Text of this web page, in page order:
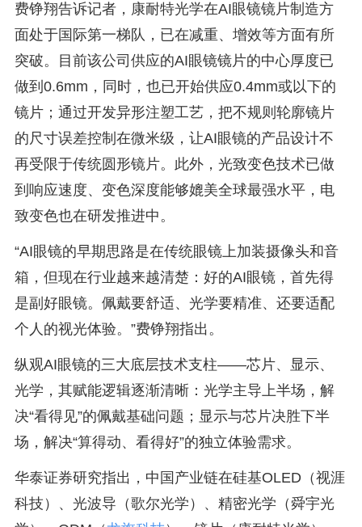
费铮翔告诉记者，康耐特光学在AI眼镜镜片制造方
面处于国际第一梯队，已在减重、增效等方面有所
突破。目前该公司供应的AI眼镜镜片的中心厚度已
做到0.6mm，同时，也已开始供应0.4mm或以下的
镜片；通过开发异形注塑工艺，把不规则轮廓镜片
的尺寸误差控制在微米级，让AI眼镜的产品设计不
再受限于传统圆形镜片。此外，光致变色技术已做
到响应速度、变色深度能够媲美全球最强水平，电
致变色也在研发推进中。
“AI眼镜的早期思路是在传统眼镜上加装摄像头和音
箱，但现在行业越来越清楚：好的AI眼镜，首先得
是副好眼镜。佩戴要舒适、光学要精准、还要适配
个人的视光体验。”费铮翔指出。
纵观AI眼镜的三大底层技术支柱——芯片、显示、
光学，其赋能逻辑逐渐清晰：光学主导上半场，解
决“看得见”的佩戴基础问题；显示与芯片决胜下半
场，解决“算得动、看得好”的独立体验需求。
华泰证券研究指出，中国产业链在硅基OLED（视涯
科技）、光波导（歌尔光学）、精密光学（舜宇光